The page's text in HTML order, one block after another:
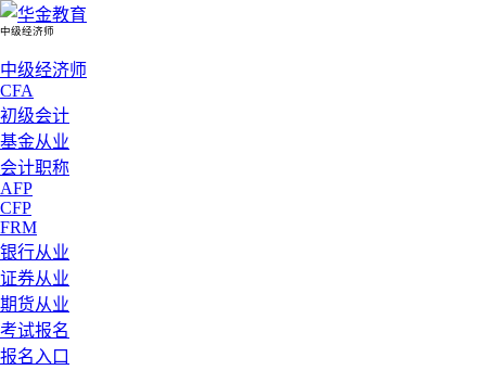
中级经济师
中级经济师
CFA
初级会计
基金从业
会计职称
AFP
CFP
FRM
银行从业
证券从业
期货从业
考试报名
报名入口